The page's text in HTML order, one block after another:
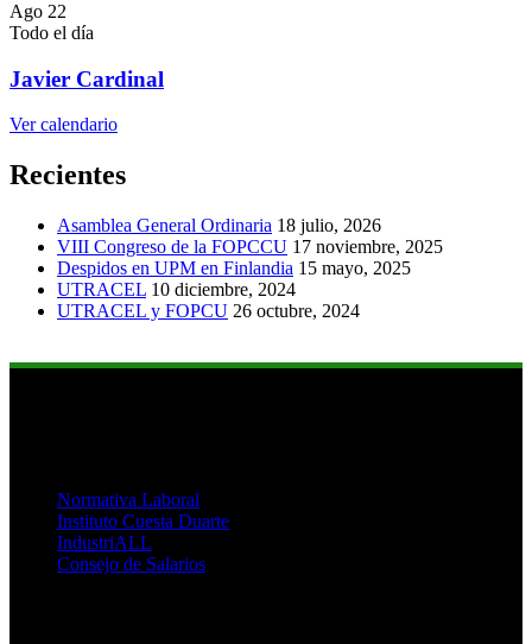
Ago 22
Todo el día
Javier Cardinal
Ver calendario
Recientes
Asamblea General Ordinaria 18 julio, 2026
VIII Congreso de la FOPCCU 17 noviembre, 2025
Despidos en UPM en Finlandia 15 mayo, 2025
UTRACEL 10 diciembre, 2024
UTRACEL y FOPCU 26 octubre, 2024
Normativa Laboral
Instituto Cuesta Duarte
IndustriALL
Consejo de Salarios